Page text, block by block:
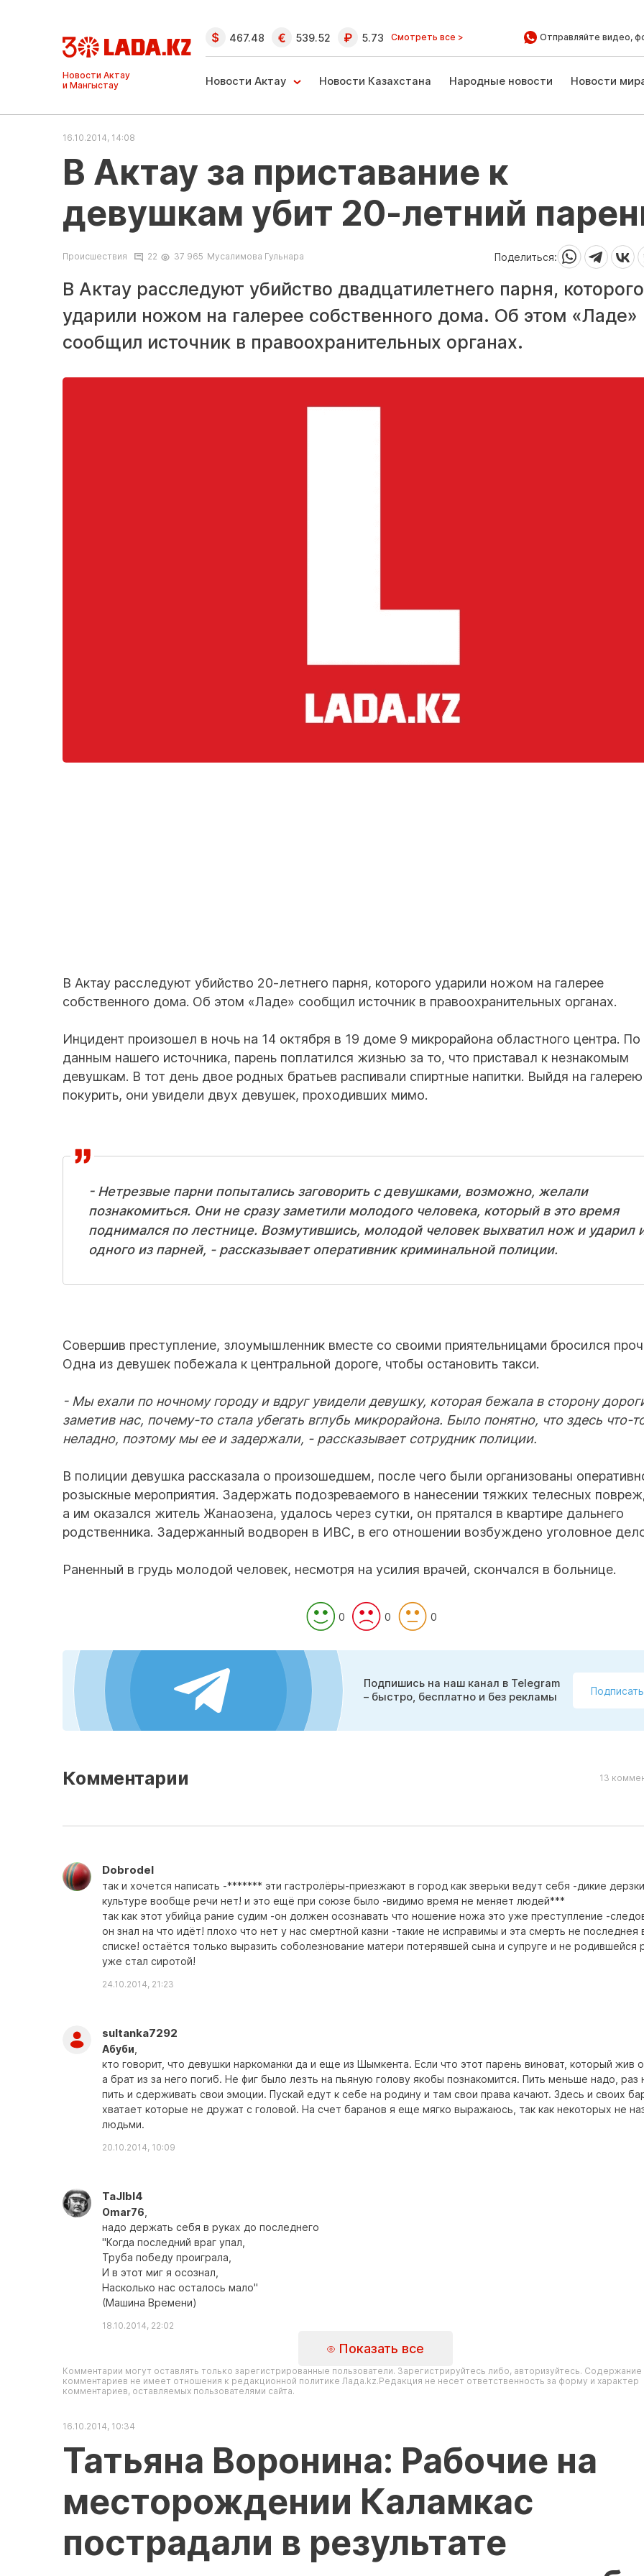
Ақтау және
Манғыстау
жаңалықтары
467.48 539.52 5.73 Смотреть все > Отправляйте видео,
Новости Актау Новости Казахстана Народные новости Новости
16.10.2014, 14:08
В Актау за приставание к
девушкам убит 20-летний
Происшествия 22 37 965 Мусалимова Гульнара Поделиться:
В Актау расследуют убийство двадцатилетнего парня, которого
ударили ножом на галерее собственного дома. Об этом «Ладе»
сообщил источник в правоохранительных органах.
В Актау расследуют убийство 20-летнего парня, которого ударили ножом на галерее
собственного дома. Об этом «Ладе» сообщил источник в правоохранительных органах.
Инцидент произошел в ночь на 14 октября в 19 доме 9 микрорайона областного центра. По
данным нашего источника, парень поплатился жизнью за то, что приставал к незнакомым
девушкам. В тот день двое родных братьев распивали спиртные напитки. Выйдя на галерею
покурить, они увидели двух девушек, проходивших мимо.
- Нетрезвые парни попытались заговорить с девушками, возможно, желали
познакомиться. Они не сразу заметили молодого человека, который в это время
поднимался по лестнице. Возмутившись, молодой человек выхватил нож и ударил
одного из парней, - рассказывает оперативник криминальной полиции.
Совершив преступление, злоумышленник вместе со своими приятельницами бросился
Одна из девушек побежала к центральной дороге, чтобы остановить такси.
- Мы ехали по ночному городу и вдруг увидели девушку, которая бежала в сторону
заметив нас, почему-то стала убегать вглубь микрорайона. Было понятно, что здесь что-
неладно, поэтому мы ее и задержали, - рассказывает сотрудник полиции.
В полиции девушка рассказала о произошедшем, после чего были организованы
розыскные мероприятия. Задержать подозреваемого в нанесении тяжких телесных
а им оказался житель Жанаозена, удалось через сутки, он прятался в квартире дальнего
родственника. Задержанный водворен в ИВС, в его отношении возбуждено уголовное
Раненный в грудь молодой человек, несмотря на усилия врачей, скончался в больнице.
0 0 0
Подпишись на наш канал в Telegram
– быстро, бесплатно и без рекламы
Комментарии 13
Dobrodel
так и хочется написать -******* эти гастролёры-приезжают в город как зверьки ведут себя -дикие
культуре вообще речи нет! и это ещё при союзе было -видимо время не меняет людей***
так как этот убийца рание судим -он должен осознавать что ношение ножа это уже преступление -
он знал на что идёт! плохо что нет у нас смертной казни -такие не исправимы и эта смерть не последнея
списке! остаётся только выразить соболезнование матери потерявшей сына и супруге и не родившейся
уже стал сиротой!
24.10.2014, 21:23
sultanka7292
Абуби
кто говорит, что девушки наркоманки да и еще из Шымкента. Если что этот парень виноват, который жив
а брат из за него погиб. Не фиг было лезть на пьяную голову якобы познакомится. Пить меньше надо, раз
пить и сдерживать свои эмоции. Пускай едут к себе на родину и там свои права качают. Здесь и своих
хватает которые не дружат с головой. На счет баранов я еще мягко выражаюсь, так как некоторых не
людьми.
20.10.2014, 10:09
TaJIbI4
Omar76
надо держать себя в руках до последнего
"Когда последний враг упал,
Труба победу проиграла,
И в этот миг я осознал,
Насколько нас осталось мало"
(Машина Времени)
18.10.2014, 22:02
Показать все
Комментарии могут оставлять только зарегистрированные пользователи. Зарегистрируйтесь либо, авторизуйтесь. Содержание
комментариев не имеет отношения к редакционной политике Лада.kz.Редакция не несет ответственность за форму и характер
комментариев, оставляемых пользователями сайта.
16.10.2014, 10:34
Татьяна Воронина: Рабочие на
месторождении Каламкас
пострадали в результате